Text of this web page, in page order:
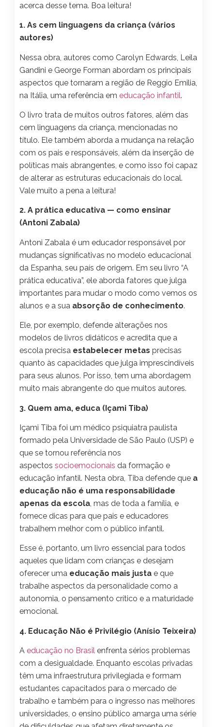
acerca desse tema. Boa leitura!
1. As cem linguagens da criança (vários
autores)
Nessa obra, autores como Carolyn Edwards, Leila
Gandini e George Forman abordam os principais
aspectos que tornaram a região de Reggio Emilia,
na Itália, uma referência em educação infantil.
O livro trata de muitos outros fatores, além das
cem linguagens da criança, mencionadas no
título. Ele também aborda a mudança na relação
com os pais e responsáveis, além da inserção de
políticas mais abrangentes, e como isso foi capaz
de alterar as estruturas educacionais do local.
Vale muito a pena a leitura!
2. A prática educativa — como ensinar
(Antoni Zabala)
Antoni Zabala é um educador responsável por
mudanças significativas no modelo educacional
da Espanha, seu país de origem. Em seu livro “A
prática educativa”, ele aborda fatores que julga
importantes para mudar o modo como vemos os
alunos e a sua absorção de conhecimento.
Ele, por exemplo, defende alterações nos
modelos de livros didáticos e acredita que a
escola precisa estabelecer metas precisas
quanto às capacidades que julga imprescindíveis
para seus alunos. Por isso, tem uma abordagem
muito mais abrangente do que muitos autores.
3. Quem ama, educa (Içami Tiba)
Içami Tiba foi um médico psiquiatra paulista
formado pela Universidade de São Paulo (USP) e
que se tornou referência nos
aspectos socioemocionais da formação e
educação infantil. Nesta obra, Tiba defende que a
educação não é uma responsabilidade
apenas da escola, mas de toda a família, e
fornece dicas para que pais e educadores
trabalhem melhor com o público infantil.
Esse é, portanto, um livro essencial para todos
aqueles que lidam com crianças e desejam
oferecer uma educação mais justa e que
trabalhe aspectos da personalidade como a
autonomia, o pensamento crítico e a maturidade
emocional.
4. Educação Não é Privilégio (Anísio Teixeira)
A educação no Brasil enfrenta sérios problemas
com a desigualdade. Enquanto escolas privadas
têm uma infraestrutura privilegiada e formam
estudantes capacitados para o mercado de
trabalho e também para o ingresso nas melhores
universidades, o ensino público amarga uma série